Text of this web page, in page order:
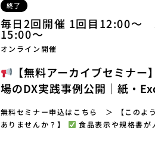
終了
毎日2回開催 1回目12:00～
15:00～
オンライン開催
【無料アーカイブセミナー
場のDX実践事例公開｜紙・
無料セミナー申込はこちら ＞ 【このよ
ありませんか？】
食品表示や規格書が